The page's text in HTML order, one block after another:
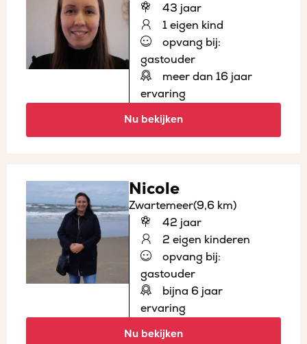
43 jaar
1 eigen kind
opvang bij:
gastouder
meer dan 16 jaar
ervaring
Nu bekijken
Nicole
Zwartemeer(9,6 km)
42 jaar
2 eigen kinderen
opvang bij:
gastouder
bijna 6 jaar
ervaring
Nu bekijken